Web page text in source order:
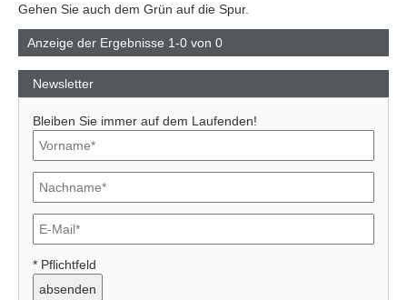
Gehen Sie auch dem Grün auf die Spur.
Anzeige der Ergebnisse 1-0 von 0
Newsletter
Bleiben Sie immer auf dem Laufenden!
* Pflichtfeld